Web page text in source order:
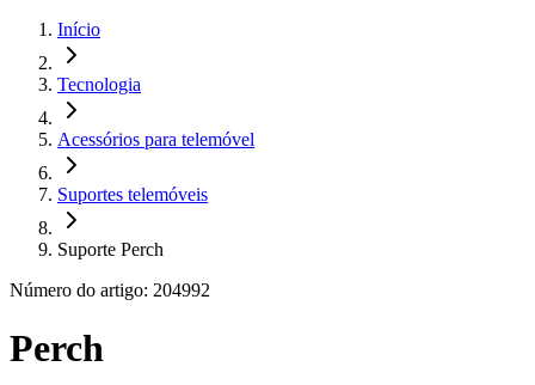
Início
Tecnologia
Acessórios para telemóvel
Suportes telemóveis
Suporte Perch
Número do artigo: 204992
Perch